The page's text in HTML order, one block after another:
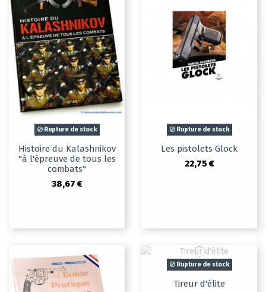
Rupture de stock
Histoire du Kalashnikov
''à l'épreuve de tous les
combats''
38,67 €
Rupture de stock
Les pistolets Glock
22,75 €
Rupture de stock
Tireur d'élite